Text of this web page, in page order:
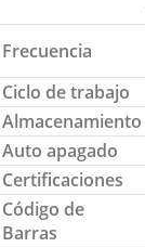
Frecuencia
Ciclo de trabajo
Almacenamiento
Auto apagado
Certificaciones
Código de
Barras